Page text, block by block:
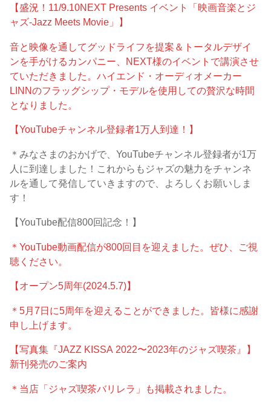
【盛況！11/9.10NEXT Presents イベント「映画音楽とジ
ャズ-Jazz Meets Movie」】
音と映像を通してグッドライフを提案＆トータルデザイ
ンを手がけるカンパニー、NEXT様のイベントで講演させ
ていただきました。ハイエンド・オーディオメーカー
LINNのフラッグシップ・モデルを使用しての贅沢な時間
となりました。
【YouTubeチャンネル登録者1万人到達！】
＊みなさまのおかげで、YouTubeチャンネル登録者が1万
人に到達しました！これからもジャズの魅力をチャンネ
ルを通して発信していきますので、よろしくお願いしま
す！
【YouTube配信800回記念！】
＊YouTube動画配信が800回目を迎えました。ぜひ、ご視
聴ください。
【オープン5周年(2024.5.7)】
＊5月7日に5周年を迎えることができました。皆様に感謝
申し上げます。
【写真集『JAZZ KISSA 2022〜2023年のジャズ喫茶』】
新刊発売のご案内
＊当店「ジャズ喫茶バリレラ」も掲載されました。